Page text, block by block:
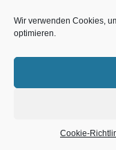
Wir verwenden Cookies,
optimieren.
Cookie-